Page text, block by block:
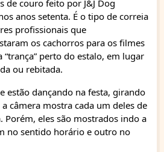
de couro feito por J&J Dog
anos setenta. É o tipo de correia
profissionais que
os cachorros para os filmes
perto do estalo, em lugar
ou rebitada.
estão dançando na festa, girando
câmera mostra cada um deles de
Porém, eles são mostrados indo a
no sentido horário e outro no